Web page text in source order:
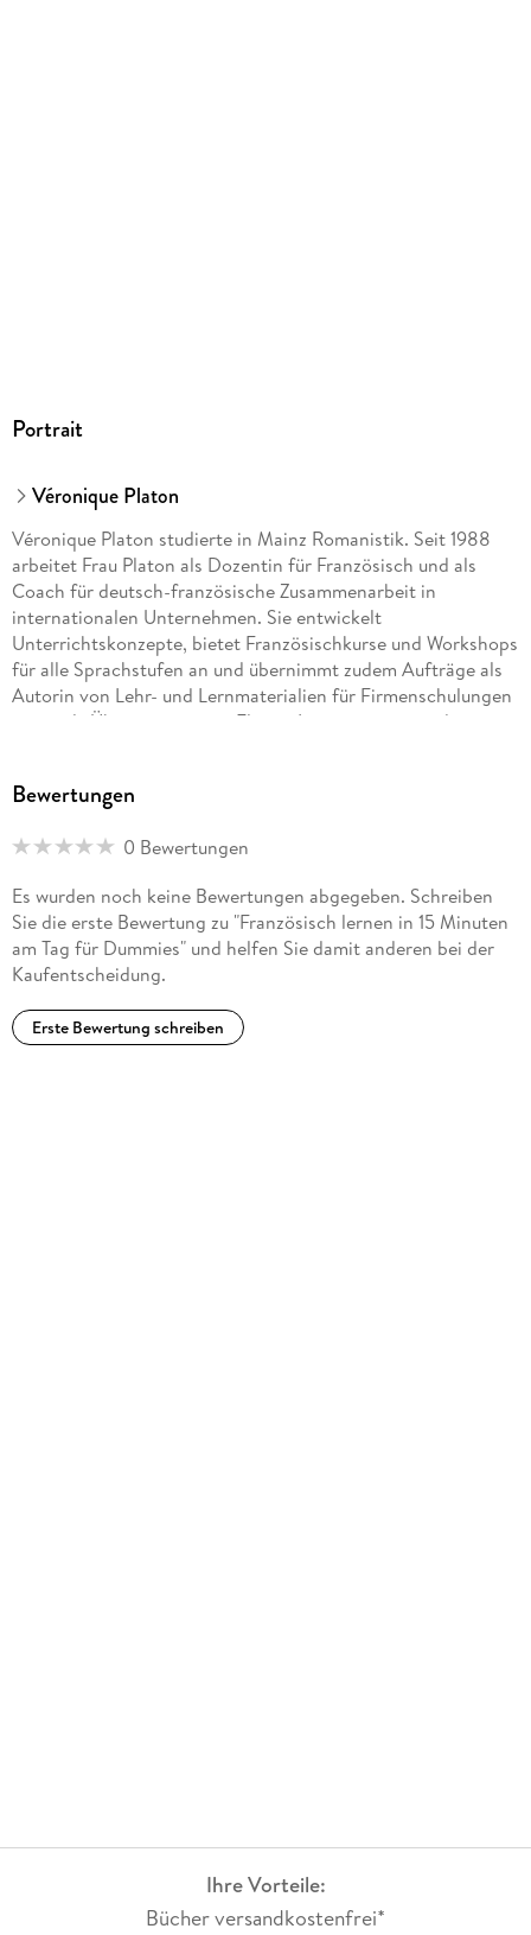
Portrait
Véronique Platon
Véronique Platon studierte in Mainz Romanistik. Seit 1988
arbeitet Frau Platon als Dozentin für Französisch und als
Coach für deutsch-französische Zusammenarbeit in
internationalen Unternehmen. Sie entwickelt
Unterrichtskonzepte, bietet Französischkurse und Workshops
für alle Sprachstufen an und übernimmt zudem Aufträge als
Autorin von Lehr- und Lernmaterialien für Firmenschulungen
sowie als Übersetzerin von Flyern, Internetseiten und
Bewertungen
0 Bewertungen
Es wurden noch keine Bewertungen abgegeben. Schreiben
Sie die erste Bewertung zu "Französisch lernen in 15 Minuten
am Tag für Dummies" und helfen Sie damit anderen bei der
Kaufentscheidung.
Erste Bewertung schreiben
Ihre Vorteile:
Bücher versandkostenfrei*